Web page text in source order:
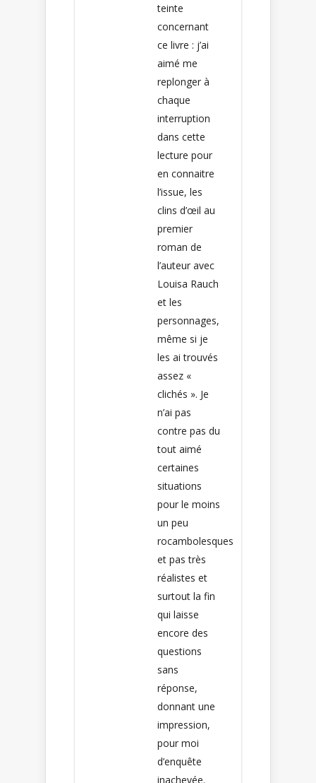
teinte
concernant
ce livre : j’ai
aimé me
replonger à
chaque
interruption
dans cette
lecture pour
en connaitre
l’issue, les
clins d’œil au
premier
roman de
l’auteur avec
Louisa Rauch
et les
personnages,
même si je
les ai trouvés
assez «
clichés ». Je
n’ai pas
contre pas du
tout aimé
certaines
situations
pour le moins
un peu
rocambolesques
et pas très
réalistes et
surtout la fin
qui laisse
encore des
questions
sans
réponse,
donnant une
impression,
pour moi
d’enquête
inachevée.